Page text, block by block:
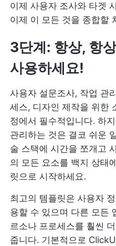
이제 사용자 조사와 타겟
이제 이 모든 것을 종합할
3단계: 항상, 항
사용하세요!
사용자 설문조사, 작업 관
세스, 디자인 제작을 위한
정에서 필수적입니다. 하
관리하는 것은 결코 쉬운
술 스택에 시간을 쪼개고
의 모든 요소를 백지 상태
릿으로 시작하세요.
최고의 템플릿은 사용자
용할 수 있으며 다른 모든
르소나 프로세스를 훨씬
줍니다. 기본적으로